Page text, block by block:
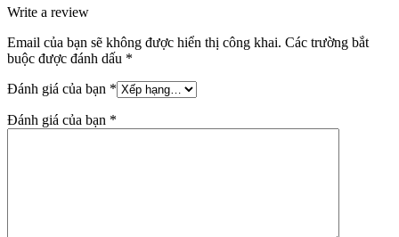
Write a review
Email của bạn sẽ không được hiển thị công khai. Các trường bắt
buộc được đánh dấu *
Đánh giá của bạn *
Đánh giá của bạn *